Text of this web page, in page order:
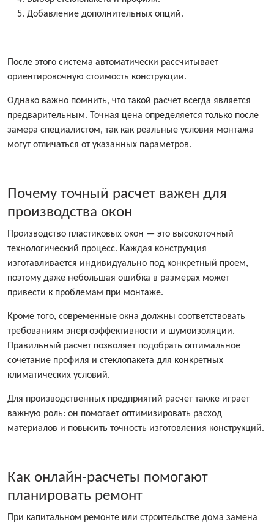
Добавление дополнительных опций.
После этого система автоматически рассчитывает
ориентировочную стоимость конструкции.
Однако важно помнить, что такой расчет всегда является
предварительным. Точная цена определяется только после
замера специалистом, так как реальные условия монтажа
могут отличаться от указанных параметров.
Почему точный расчет важен для
производства окон
Производство пластиковых окон — это высокоточный
технологический процесс. Каждая конструкция
изготавливается индивидуально под конкретный проем,
поэтому даже небольшая ошибка в размерах может
привести к проблемам при монтаже.
Кроме того, современные окна должны соответствовать
требованиям энергоэффективности и шумоизоляции.
Правильный расчет позволяет подобрать оптимальное
сочетание профиля и стеклопакета для конкретных
климатических условий.
Для производственных предприятий расчет также играет
важную роль: он помогает оптимизировать расход
материалов и повысить точность изготовления конструкций.
Как онлайн-расчеты помогают
планировать ремонт
При капитальном ремонте или строительстве дома замена